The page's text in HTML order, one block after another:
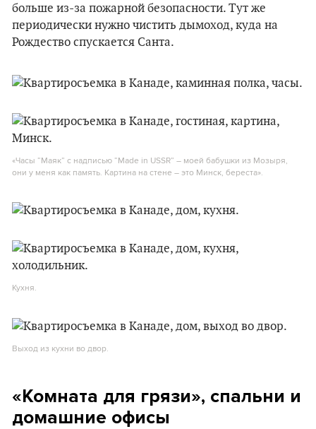
больше из-за пожарной безопасности. Тут же
периодически нужно чистить дымоход, куда на
Рождество спускается Санта.
«Часы “Маяк” с надписью “Made in USSR” – моей бабушки из Мозыря,
они у меня как память. Картина на стене – это Минск, береста».
Кухня.
Выход из кухни во двор.
«Комната для грязи», спальни и
домашние офисы